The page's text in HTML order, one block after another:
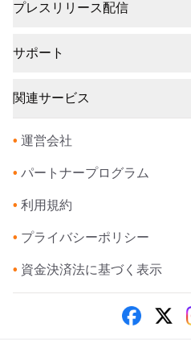
プレスリリース配信
サポート
関連サービス
• 運営会社
• パートナープログラム
• 利用規約
• プライバシーポリシー
• 資金決済法に基づく表示